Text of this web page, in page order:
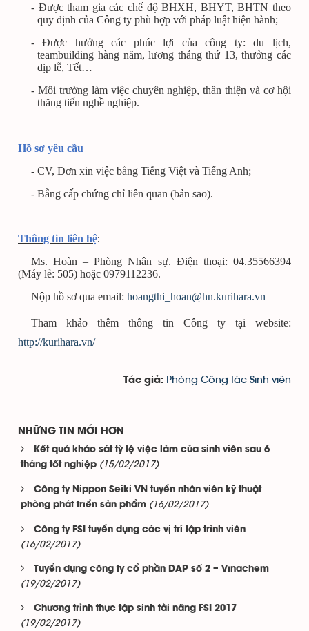
- Được tham gia các chế độ BHXH, BHYT, BHTN theo
quy định của Công ty phù hợp với pháp luật hiện hành;
- Được hưởng các phúc lợi của công ty: du lịch,
teambuilding hàng năm, lương tháng thứ 13, thưởng các
dịp lễ, Tết…
- Môi trường làm việc chuyên nghiệp, thân thiện và cơ hội
thăng tiến nghề nghiệp.
Hồ sơ yêu cầu
- CV, Đơn xin việc bằng Tiếng Việt và Tiếng Anh;
- Bằng cấp chứng chỉ liên quan (bản sao).
Thông tin liên hệ:
Ms. Hoàn – Phòng Nhân sự. Điện thoại: 04.35566394
(Máy lẻ: 505) hoặc 0979112236.
Nộp hồ sơ qua email: hoangthi_hoan@hn.kurihara.vn
Tham khảo thêm thông tin Công ty tại website:
http://kurihara.vn/
Tác giả: Phòng Công tác Sinh viên
NHỮNG TIN MỚI HƠN
Kết quả khảo sát tỷ lệ việc làm của sinh viên sau 6
tháng tốt nghiệp (15/02/2017)
Công ty Nippon Seiki VN tuyển nhân viên kỹ thuật
phòng phát triển sản phẩm (16/02/2017)
Công ty FSI tuyển dụng các vị trí lập trình viên
(16/02/2017)
Tuyển dụng công ty cổ phần DAP số 2 – Vinachem
(19/02/2017)
Chương trình thực tập sinh tài năng FSI 2017
(19/02/2017)